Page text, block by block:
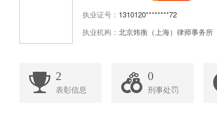
执业证号： 1310120********72
执业机构： 北京炜衡（上海）律师事务所
2
表彰信息
0
刑事处罚